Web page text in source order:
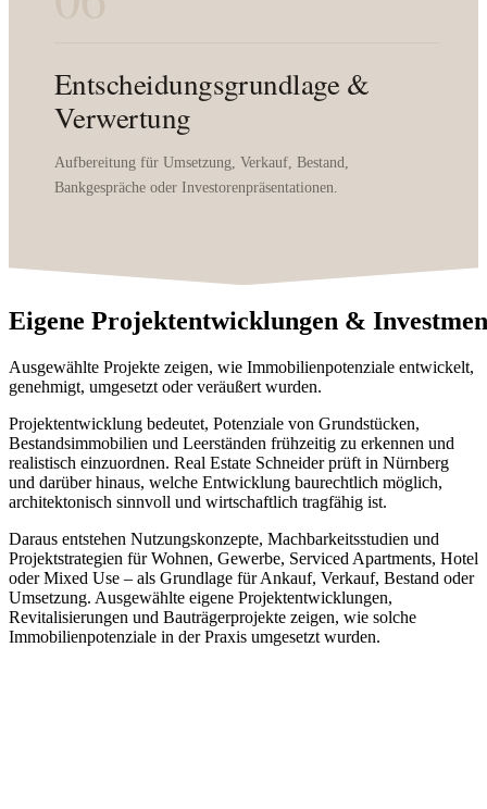
Entscheidungsgrundlage &
Verwertung
Aufbereitung für Umsetzung, Verkauf, Bestand,
Bankgespräche oder Investorenpräsentationen.
Eigene Projektentwicklungen &
Ausgewählte Projekte zeigen, wie Immobilienpotenziale entwickelt,
genehmigt, umgesetzt oder veräußert wurden.
Projektentwicklung bedeutet, Potenziale von Grundstücken,
Bestandsimmobilien und Leerständen frühzeitig zu erkennen und
realistisch einzuordnen. Real Estate Schneider prüft in Nürnberg
und darüber hinaus, welche Entwicklung baurechtlich möglich,
architektonisch sinnvoll und wirtschaftlich tragfähig ist.
Daraus entstehen Nutzungskonzepte, Machbarkeitsstudien und
Projektstrategien für Wohnen, Gewerbe, Serviced Apartments, Hotel
oder Mixed Use – als Grundlage für Ankauf, Verkauf, Bestand oder
Umsetzung. Ausgewählte eigene Projektentwicklungen,
Revitalisierungen und Bauträgerprojekte zeigen, wie solche
Immobilienpotenziale in der Praxis umgesetzt wurden.